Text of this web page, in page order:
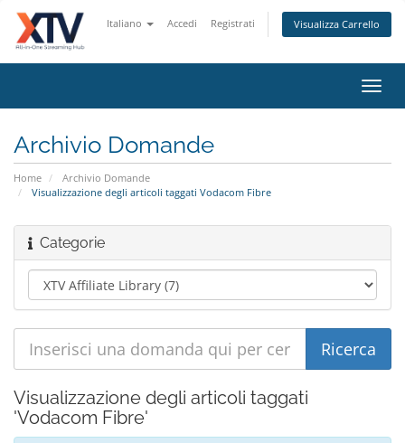
Italiano Accedi Registrati Visualizza Carrello
Attiva
Archivio Domande
Home
Archivio Domande
Visualizzazione degli articoli taggati Vodacom Fibre
Categorie
Visualizzazione degli articoli taggati
'Vodacom Fibre'